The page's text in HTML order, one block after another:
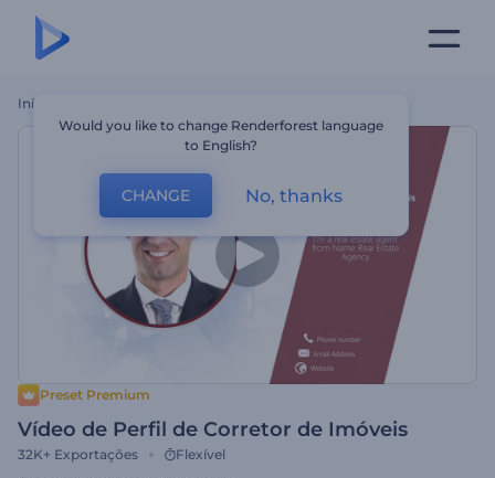
Início
Preset Premium
Vídeo de Perfil de Corretor de Imóveis
32K+ Exportações Flexível
Would you like to change Renderforest language
to English?
CHANGE No, thanks